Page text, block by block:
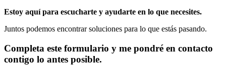
Estoy aquí para escucharte y ayudarte en lo que necesites.
Juntos podemos encontrar soluciones para lo que estás pasando.
Completa este formulario y me pondré en contacto
contigo lo antes posible.